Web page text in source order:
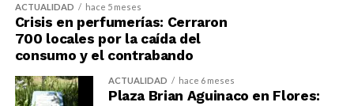
ACTUALIDAD hace 5 meses
Crisis en perfumerías: Cerraron
700 locales por la caída del
consumo y el contrabando
ACTUALIDAD hace 6 meses
Plaza Brian Aguinaco en Flores: